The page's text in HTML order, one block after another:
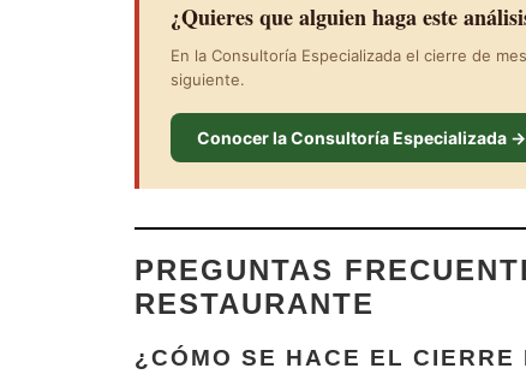
¿Quieres que alguien haga este
En la Consultoría Especializada el cierre de
siguiente.
Conocer la Consultoría Especializada →
PREGUNTAS
RESTAURANTE
¿CÓMO SE HACE EL